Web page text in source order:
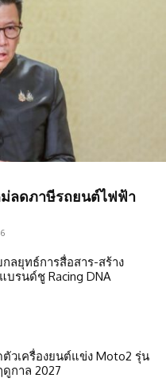
ม่ลดภาษีรถยนต์ไฟฟ้า
กลยุทธ์การสื่อสาร-สร้าง
บรนด์ชู Racing DNA
ตัวเครื่องยนต์แข่ง Moto2 รุ่น
กาล 2027